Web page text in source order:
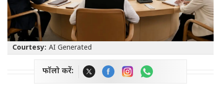
Courtesy: AI Generated
फॉलो करें: